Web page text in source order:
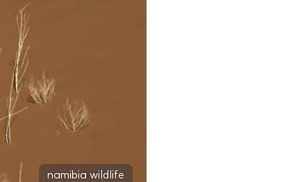
namibia wildlife